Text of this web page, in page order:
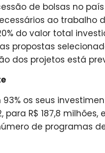
de bolsas no
ao trabalho
do valor total
propostas
dos projetos está
os seus
R$ 187,8 milhões,
de programas